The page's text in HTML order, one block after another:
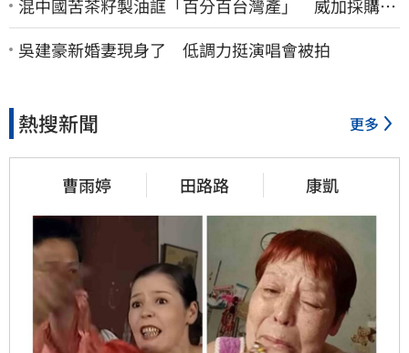
混中國苦茶籽製油誆「百分百台灣產」 威加採購
員、中間人收押禁見
吳建豪新婚妻現身了 低調力挺演唱會被拍
熱搜新聞 更多
曹雨婷 田路路 康凱